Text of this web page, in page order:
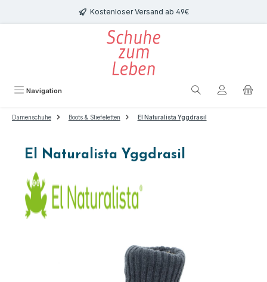
Zum Hauptinhalt springen Kostenloser Versand ab 49€
Navigation
Damenschuhe Boots & Stiefeletten El Naturalista Yggdrasil
El Naturalista Yggdrasil